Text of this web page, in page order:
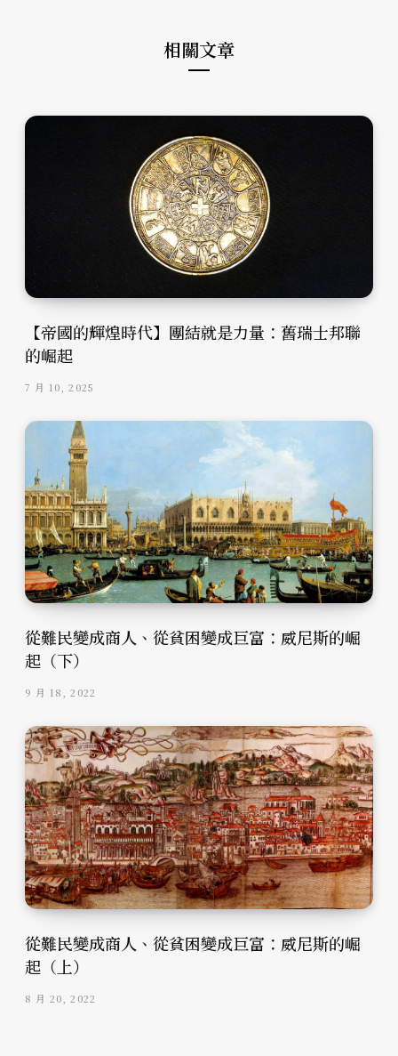
相關文章
【帝國的輝煌時代】團結就是力量：舊瑞士邦聯
的崛起
7 月 10, 2025
從難民變成商人、從貧困變成巨富：威尼斯的崛
起（下）
9 月 18, 2022
從難民變成商人、從貧困變成巨富：威尼斯的崛
起（上）
8 月 20, 2022